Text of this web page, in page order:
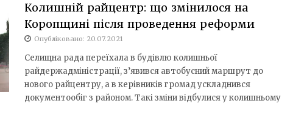
Колишній райцентр: що змінилося на
Коропщині після проведення реформи
Опубліковано: 20.07.2021
Селищна рада переїхала в будівлю колишньої
райдержадміністрації, з’явився автобусний маршрут до
нового райцентру, а в керівників громад ускладнився
документообіг з районом. Такі зміни відбулися у колишньому